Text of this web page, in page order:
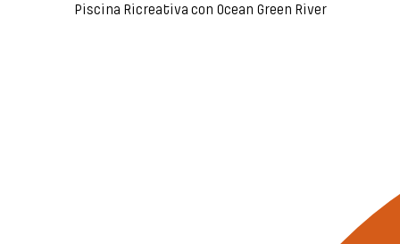
Piscina Ricreativa con Ocean Green River